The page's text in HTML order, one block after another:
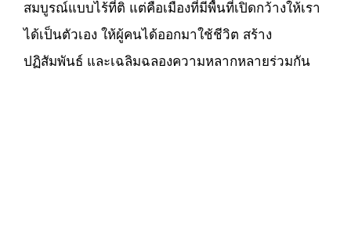
สมบูรณ์แบบไร้ที่ติ แต่คือเมืองที่มีพื้นที่เปิดกว้างให้เรา
ได้เป็นตัวเอง ให้ผู้คนได้ออกมาใช้ชีวิต สร้าง
ปฏิสัมพันธ์ และเฉลิมฉลองความหลากหลายร่วมกัน